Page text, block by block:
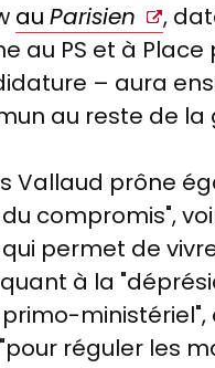
au Parisien
,
au PS et à
– aura
au reste de la
Vallaud prône
compromis",
permet de
à la
ministériel",
"pour réguler les